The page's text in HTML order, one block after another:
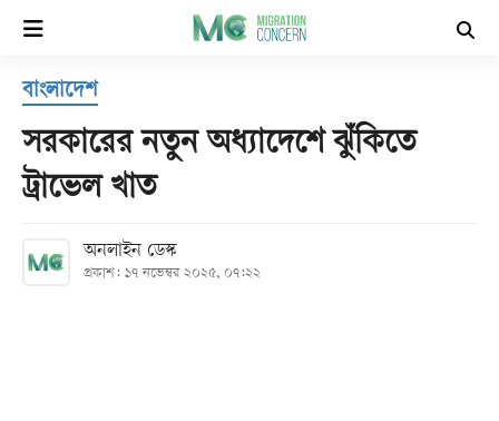
হোম
সর্বশেষ
বিভাগ
বাংলাদেশ
সরকারের নতুন অধ্যাদেশে ঝুঁকিতে
ট্রাভেল খাত
অনলাইন ডেস্ক
প্রকাশ: ১৭ নভেম্বর ২০২৫, ০৭:২২